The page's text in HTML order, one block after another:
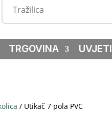
TRGOVINA UVJETI
/ Utikač 7 pola PVC